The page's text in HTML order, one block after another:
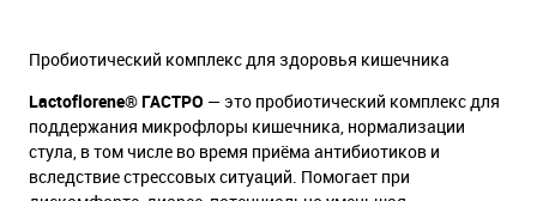
Пробиотический комплекс для здоровья кишечника
Lactoflorene® ГАСТРО — это пробиотический комплекс для
поддержания микрофлоры кишечника, нормализации
стула, в том числе во время приёма антибиотиков и
вследствие стрессовых ситуаций. Помогает при